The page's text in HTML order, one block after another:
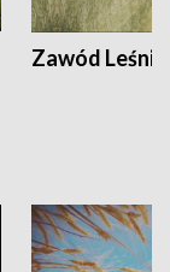
Zawód Leśnik